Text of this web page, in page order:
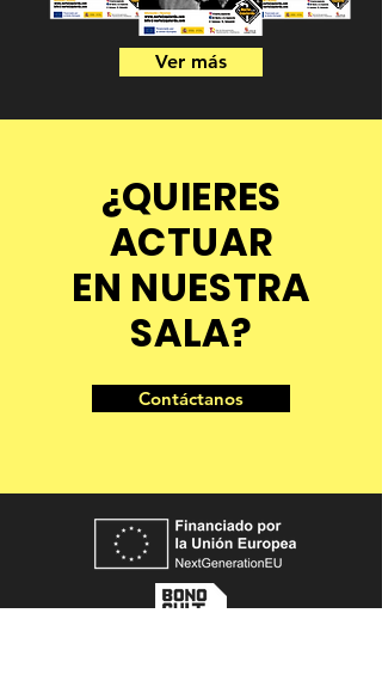
Ver más
¿QUIERES
ACTUAR
EN NUESTRA
SALA?
Contáctanos